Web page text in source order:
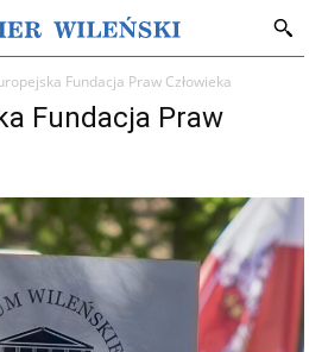
Fundacja Praw Człowieka
Fundacja Praw